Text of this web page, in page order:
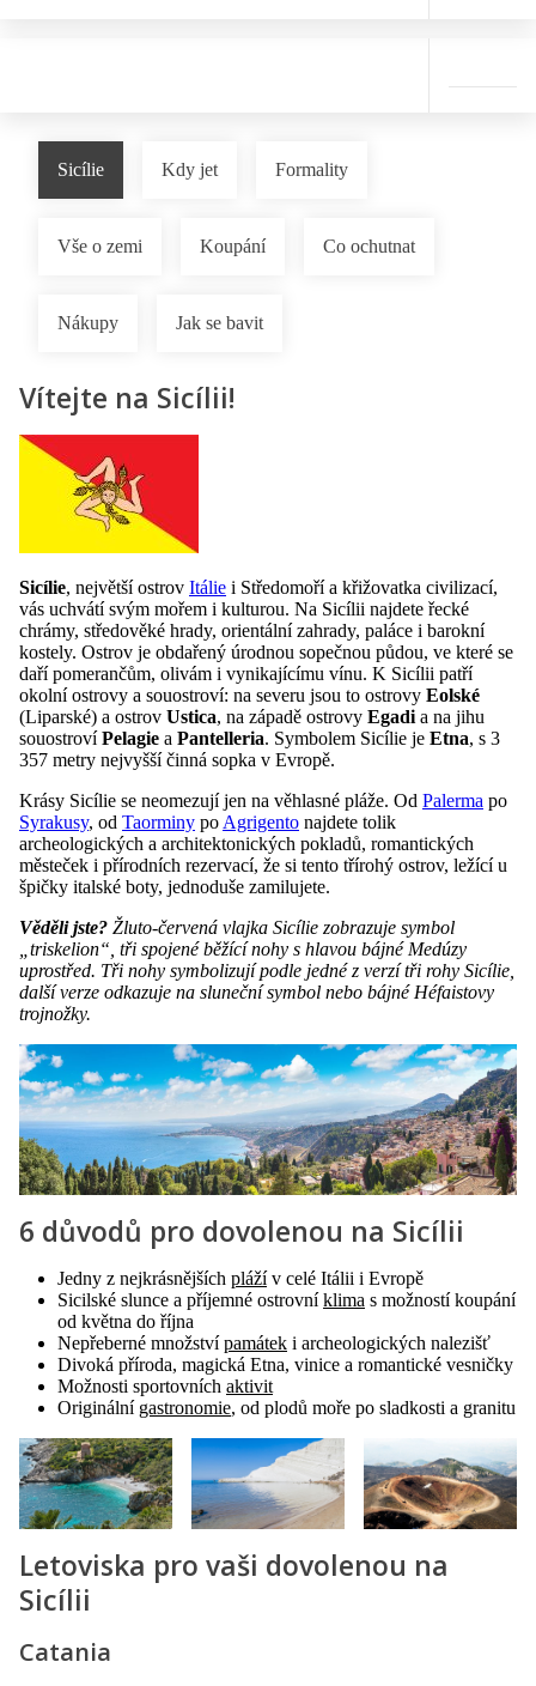
Sicílie Kdy jet Formality
Vše o zemi Koupání Co ochutnat
Nákupy Jak se bavit
Vítejte na Sicílii!
Sicílie, největší ostrov Itálie i Středomoří a křižovatka civilizací,
vás uchvátí svým mořem i kulturou. Na Sicílii najdete řecké
chrámy, středověké hrady, orientální zahrady, paláce i barokní
kostely. Ostrov je obdařený úrodnou sopečnou půdou, ve které se
daří pomerančům, olivám i vynikajícímu vínu. K Sicílii patří
okolní ostrovy a souostroví: na severu jsou to ostrovy Eolské
(Liparské) a ostrov Ustica, na západě ostrovy Egadi a na jihu
souostrovíPelagie a Pantelleria. Symbolem Sicílie je Etna, s 3
357 metry nejvyšší činná sopka v Evropě.
Krásy Sicílie se neomezují jen na věhlasné pláže. Od Palerma po
Syrakusy, od Taorminy po Agrigento najdete tolik
archeologických a architektonických pokladů, romantických
městeček i přírodních rezervací, že si tento třírohý ostrov, ležící u
špičky italské boty, jednoduše zamilujete.
Věděli jste? Žluto-červená vlajka Sicílie zobrazuje symbol
„triskelion“, tři spojené běžící nohy s hlavou bájné Medúzy
uprostřed. Tři nohy symbolizují podle jedné z verzí tři rohy Sicílie,
další verze odkazuje na sluneční symbol nebo bájné Héfaistovy
trojnožky.
6 důvodů pro dovolenou na Sicílii
Jedny z nejkrásnějších plážív celé Itálii i Evropě
Sicilské slunce a příjemné ostrovníklima s možností koupání
od května do října
Nepřeberné množstvípamátek i archeologických nalezišť
Divoká příroda, magická Etna, vinice a romantické vesničky
Možnosti sportovních aktivit
Originální gastronomie, od plodů moře po sladkosti a granitu
Letoviska pro vaši dovolenou na
Sicílii
Catania